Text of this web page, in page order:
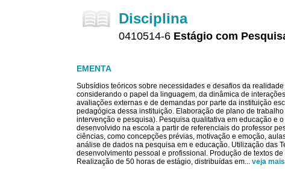
Disciplina
0410514-6 Estágio com
EMENTA
Subsídios teóricos sobre necessidades e desafios da
considerando o papel da linguagem, da dinâmica de
avaliações externas e de demandas por parte da instituição
pedagógica dessa instituição. Elaboração de plano de
intervenção e pesquisa). Pesquisa qualitativa em educação e
desenvolvido na escola a partir de referenciais do professor
ciências, como concepções prévias, motivação e emoção,
análise de dados na pesquisa em e educação. Utilização das
desenvolvimento pessoal e profissional. Produção de textos
Realização de 50 horas de estágio, distribuídas em... veja mais